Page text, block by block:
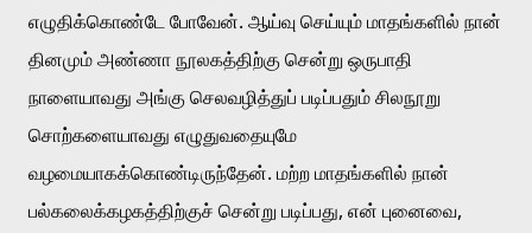
எழுதிக்கொண்டே போவேன். ஆய்வு செய்யும் மாதங்களில் நான்
தினமும் அண்ணா நூலகத்திற்கு சென்று ஒருபாதி
நாளையாவது அங்கு செலவழித்துப் படிப்பதும் சிலநூறு
சொற்களையாவது எழுதுவதையுமே
வழமையாகக்கொண்டிருந்தேன். மற்ற மாதங்களில் நான்
பல்கலைக்கழகத்திற்குச் சென்று படிப்பது, என் புனைவை,